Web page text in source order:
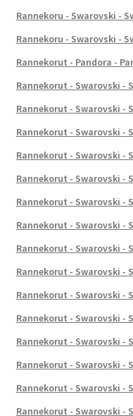
Rannekoru - Swarovski -
Rannekoru - Swarovski -
Rannekorut - Pandora -
Rannekorut - Swarovski -
Rannekorut - Swarovski -
Rannekorut - Swarovski -
Rannekorut - Swarovski -
Rannekorut - Swarovski -
Rannekorut - Swarovski -
Rannekorut - Swarovski -
Rannekorut - Swarovski -
Rannekorut - Swarovski -
Rannekorut - Swarovski -
Rannekorut - Swarovski -
Rannekorut - Swarovski -
Rannekorut - Swarovski -
Rannekorut - Swarovski -
Rannekorut - Swarovski -